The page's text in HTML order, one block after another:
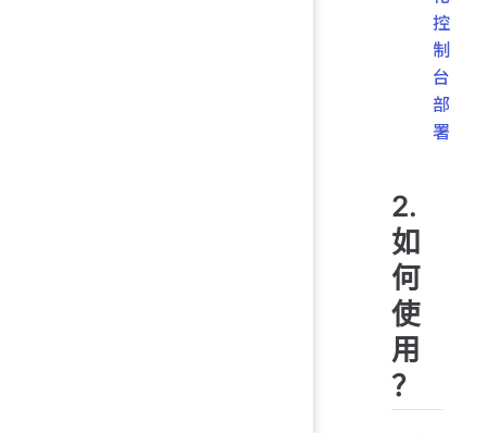
控
制
台
部
署
2.
如
何
使
用
？